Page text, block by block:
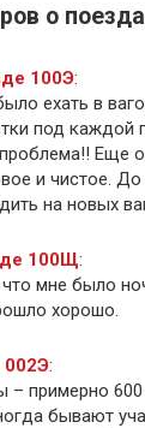
о
100Э:
ехать в
под каждой
Еще
и чистое.
на новых
100Щ:
мне было
хорошо.
002Э:
– примерно
бывают